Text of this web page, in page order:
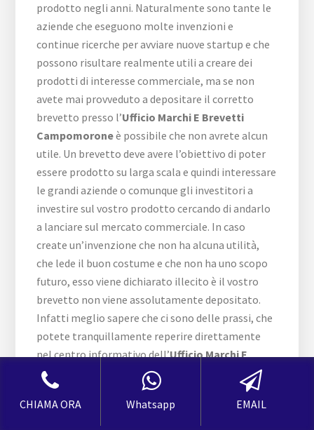
prodotto negli anni. Naturalmente sono tante le
aziende che eseguono molte invenzioni e
continue ricerche per avviare nuove startup e che
possono risultare realmente utili a creare dei
prodotti di interesse commerciale, ma se non
avete mai provveduto a depositare il corretto
brevetto presso l’Ufficio Marchi E Brevetti
Campomoroneè possibile che non avrete alcun
utile. Un brevetto deve avere l’obiettivo di poter
essere prodotto su larga scala e quindi interessare
le grandi aziende o comunque gli investitori a
investire sul vostro prodotto cercando di andarlo
a lanciare sul mercato commerciale. In caso
create un’invenzione che non ha alcuna utilità,
che lede il buon costume e che non ha uno scopo
futuro, esso viene dichiarato illecito è il vostro
brevetto non viene assolutamente depositato.
Infatti meglio sapere che ci sono delle prassi, che
potete tranquillamente reperire direttamente
nel centro informativo dell’Ufficio Marchi E
Brevetti Campomorone, per poter avere la
garanzia di un brevetto che venga dichiarato
lecito e quindi possa essere di totale esclusività
CHIAMA ORA Whatsapp EMAIL